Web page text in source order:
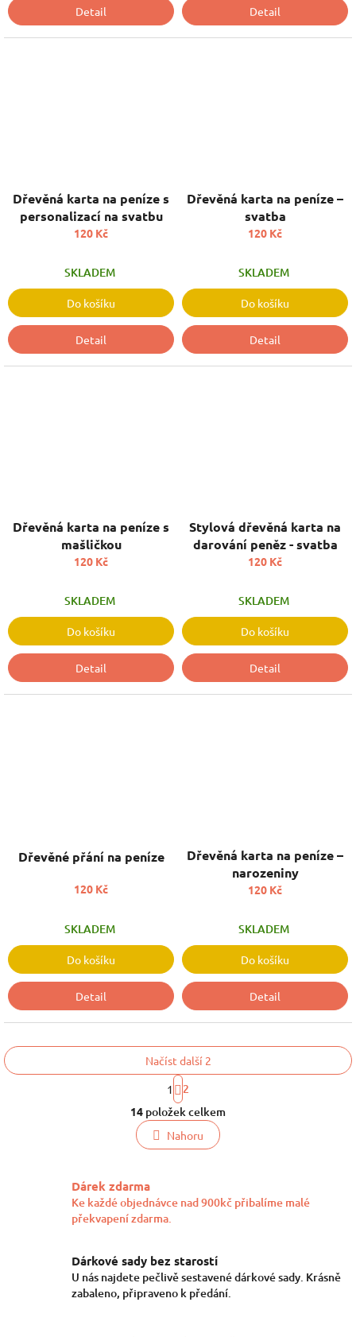
Detail Detail
Dřevěná karta na peníze s
personalizací na svatbu
120 Kč
SKLADEM
Do košíku
Detail
Dřevěná karta na peníze –
svatba
120 Kč
SKLADEM
Do košíku
Detail
Dřevěná karta na peníze s
mašličkou
120 Kč
SKLADEM
Do košíku
Detail
Stylová dřevěná karta na
darování peněz - svatba
120 Kč
SKLADEM
Do košíku
Detail
Dřevěné přání na peníze
120 Kč
SKLADEM
Do košíku
Detail
Dřevěná karta na peníze –
narozeniny
120 Kč
SKLADEM
Do košíku
Detail
O
v
l
á
í
v
k
y
v
Načíst další 2
S
t
r
á
n
k
n
1 2
14 položek celkem
Nahoru
Dárek zdarma
Ke každé objednávce nad 900kč přibalíme malé
překvapení zdarma.
Dárkové sady bez starostí
U nás najdete pečlivě sestavené dárkové sady. Krásně
zabaleno, připraveno k předání.